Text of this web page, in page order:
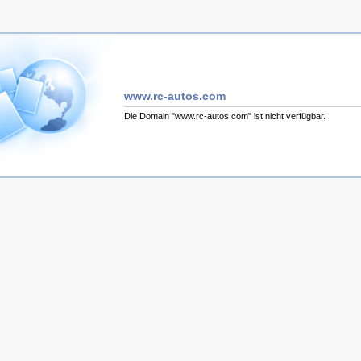
www.rc-autos.com
Die Domain "www.rc-autos.com" ist nicht verfügbar.